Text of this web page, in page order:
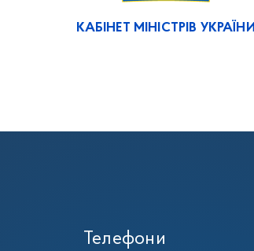
КАБІНЕТ МІНІСТРІВ УКРАЇНИ
Телефони